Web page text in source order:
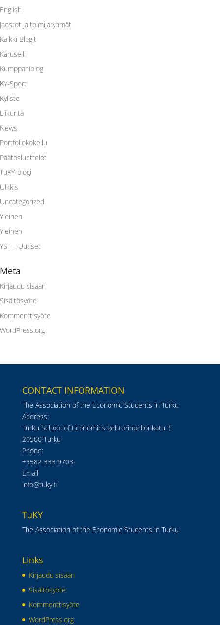
English
Jaostot ja toimijaryhmät
Kaikki Blogit
Karuselli
Kumppaniblogi
KY-Sport
Kyliste
Liikunta
News
Portfoliokokeilu
Päätösluettelot
TuKY-blogi
Ulkkis
Uncategorized
Yleinen
Yleinen
YST – Uutiset
Meta
Kirjaudu sisään
Sisältösyöte
Kommenttisyöte
WordPress.org
CONTACT INFORMATION
The Association of the Economic Students in Turku
Address:
Turku School of Economics Rehtorinpellonkatu 3
20500 Turku
Phone:
+3582 333 9703
Email:
info@tuky.fi
TuKY
The Association of the Economic Students in Turku
Links
Kirjaudu sisään
Sisältösyöte
Kommenttisyöte
WordPress.org